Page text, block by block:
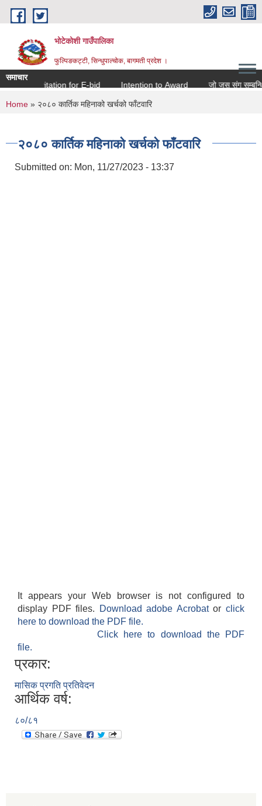
Skip to main content
भोटेकोशी गाउँपालिका
फुल्पिङकट्टी, सिन्धुपाल्चोक, बागमती प्रदेश ।
समाचार
Invitation for E-bid
Intention to Award जो जस संग सम्बन्धित
You are here
Home » २०८० कार्तिक महिनाको खर्चको फाँटवारि
२०८० कार्तिक महिनाको खर्चको फाँटवारि
Submitted on: Mon, 11/27/2023 - 13:37
It appears your Web browser is not configured to
display PDF files.
Download adobe Acrobatorclick
here to download the PDF file.
Click here to download the PDF
file.
प्रकार:
मासिक प्रगति प्रतिवेदन
आर्थिक वर्ष:
८०/८१